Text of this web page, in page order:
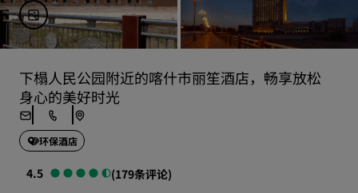
下榻人民公园附近的喀什市丽笙酒店，畅享放松
身心的美好时光
环保酒店
4.5
(179条评论)